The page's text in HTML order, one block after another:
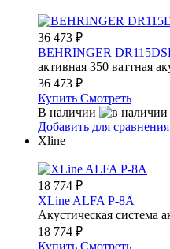
36 473 ₽
BEHRINGER
активная 350 ваттная
36 473 ₽
Купить Смотреть
В наличии
Добавить для сравнения
Xline
18 774 ₽
XLine ALFA P-8A
Акустическая система
18 774 ₽
Купить Смотреть